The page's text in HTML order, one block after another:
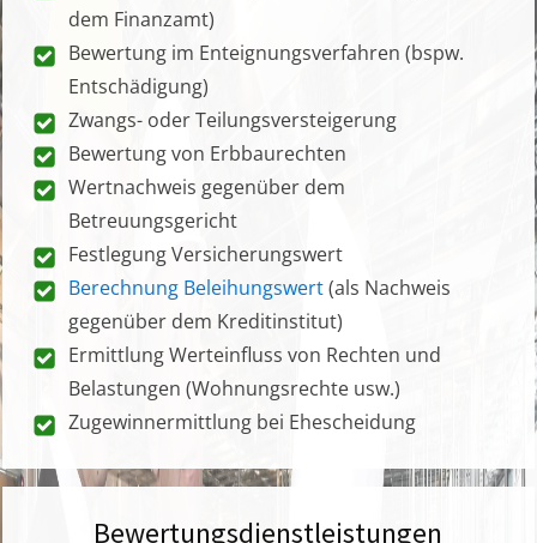
dem Finanzamt)
Bewertung im Enteignungsverfahren (bspw.
Entschädigung)
Zwangs- oder Teilungsversteigerung
Bewertung von Erbbaurechten
Wertnachweis gegenüber dem
Betreuungsgericht
Festlegung Versicherungswert
Berechnung Beleihungswert(als Nachweis
gegenüber dem Kreditinstitut)
Ermittlung Werteinfluss von Rechten und
Belastungen (Wohnungsrechte usw.)
Zugewinnermittlung bei Ehescheidung
Bewertungsdienstleistungen